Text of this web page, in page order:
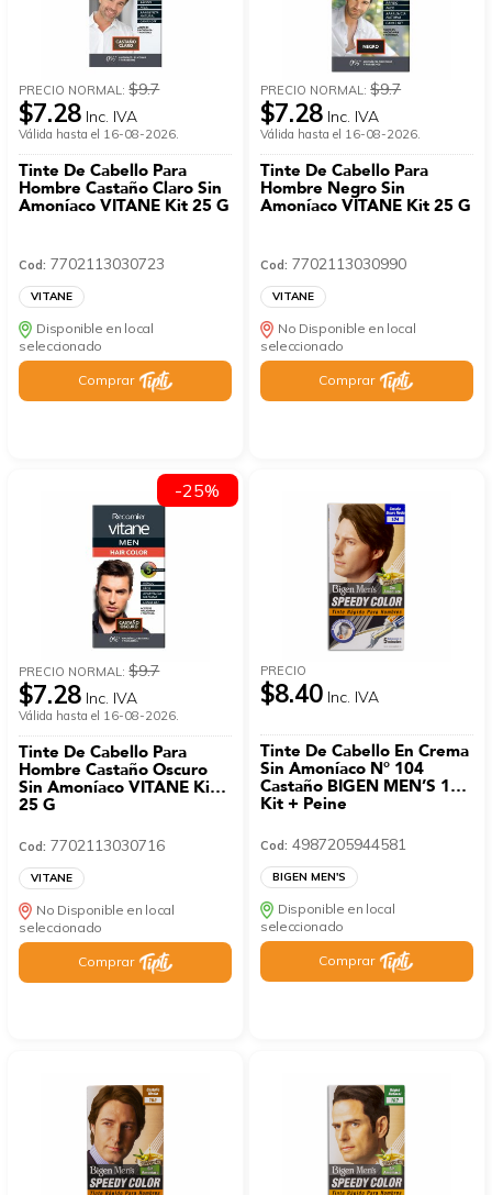
PRECIO NORMAL:$9.7
$7.28 Inc. IVA
Válida hasta el 16-08-2026.
Tinte De Cabello Para
Hombre Castaño Claro Sin
Amoníaco VITANE Kit 25 G
Cod: 7702113030723
VITANE
Disponible en local
seleccionado
Comprar
PRECIO NORMAL:$9.7
$7.28 Inc. IVA
Válida hasta el 16-08-2026.
Tinte De Cabello Para
Hombre Negro Sin
Amoníaco VITANE Kit 25 G
Cod: 7702113030990
VITANE
No Disponible en local
seleccionado
Comprar
PRECIO NORMAL:$9.7
$7.28 Inc. IVA
Válida hasta el 16-08-2026.
Tinte De Cabello Para
Hombre Castaño Oscuro
Sin Amoníaco VITANE Kit
25 G
Cod: 7702113030716
VITANE
No Disponible en local
seleccionado
Comprar
-25%
PRECIO
$8.40 Inc. IVA
Tinte De Cabello En Crema
Sin Amoníaco N° 104
Castaño BIGEN MEN’S 1
Kit + Peine
Cod: 4987205944581
BIGEN MEN'S
Disponible en local
seleccionado
Comprar